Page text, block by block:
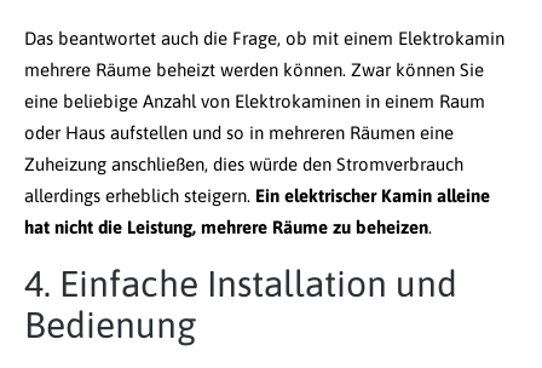
Das beantwortet auch die Frage, ob mit einem Elektrokamin
mehrere Räume beheizt werden können. Zwar können Sie
eine beliebige Anzahl von Elektrokaminen in einem Raum
oder Haus aufstellen und so in mehreren Räumen eine
Zuheizung anschließen, dies würde den Stromverbrauch
allerdings erheblich steigern. Ein elektrischer Kamin alleine
hat nicht die Leistung, mehrere Räume zu beheizen.
4. Einfache Installation und
Bedienung